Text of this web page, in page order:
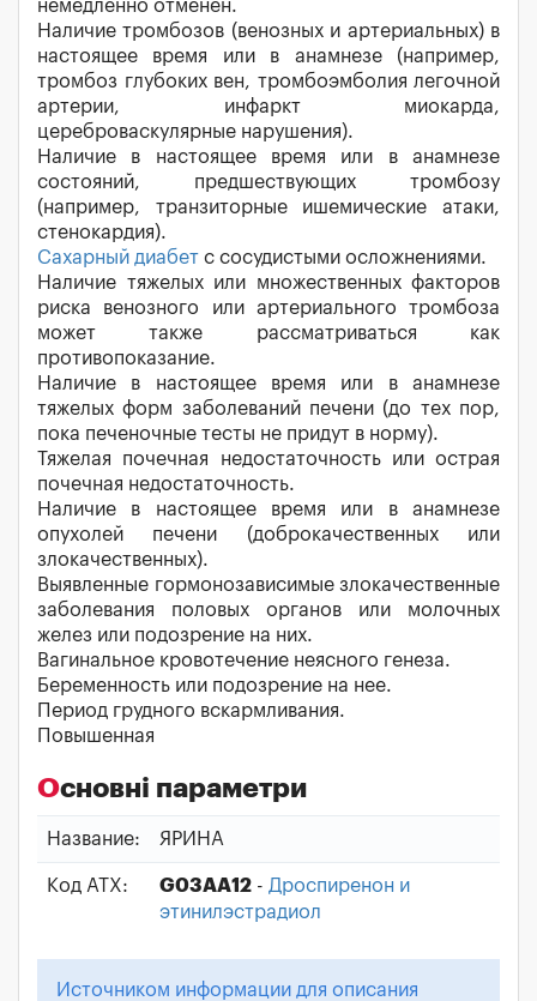
немедленно отменен.
Наличие тромбозов (венозных и артериальных) в
настоящее время или в анамнезе (например,
тромбоз глубоких вен, тромбоэмболия легочной
артерии, инфаркт миокарда,
цереброваскулярные нарушения).
Наличие в настоящее время или в анамнезе
состояний, предшествующих тромбозу
(например, транзиторные ишемические атаки,
стенокардия).
Сахарный диабет с сосудистыми осложнениями.
Наличие тяжелых или множественных факторов
риска венозного или артериального тромбоза
может также рассматриваться как
противопоказание.
Наличие в настоящее время или в анамнезе
тяжелых форм заболеваний печени (до тех пор,
пока печеночные тесты не придут в норму).
Тяжелая почечная недостаточность или острая
почечная недостаточность.
Наличие в настоящее время или в анамнезе
опухолей печени (доброкачественных или
злокачественных).
Выявленные гормонозависимые злокачественные
заболевания половых органов или молочных
желез или подозрение на них.
Вагинальное кровотечение неясного генеза.
Беременность или подозрение на нее.
Период грудного вскармливания.
Повышенная
Основні параметри
Название: ЯРИНА
Код АТХ: G03AA12 - Дроспиренон и
этинилэстрадиол
Источником информации для описания